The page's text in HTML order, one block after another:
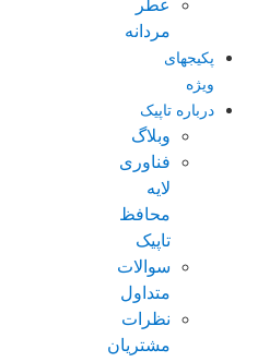
عطر
مردانه
پکیجهای
ویژه
درباره تاپیک
وبلاگ
فناوری
لایه
محافظ
تاپیک
سوالات
متداول
نظرات
مشتریان